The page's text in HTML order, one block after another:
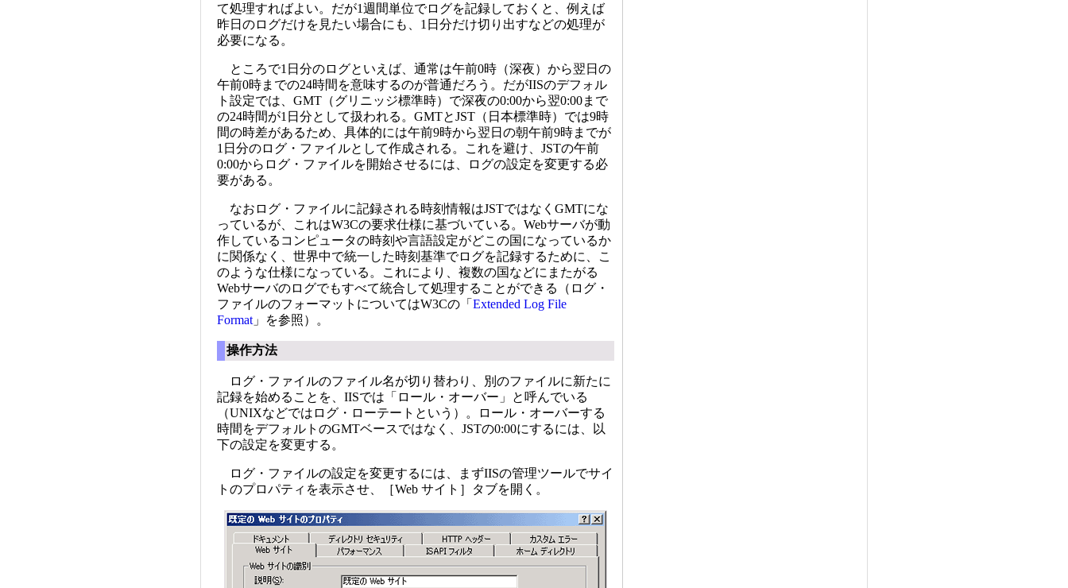
て処理すればよい。だが1週間単位でログを記録しておくと、例えば
昨日のログだけを見たい場合にも、1日分だけ切り出すなどの処理が
必要になる。
ところで1日分のログといえば、通常は午前0時（深夜）から翌日の
午前0時までの24時間を意味するのが普通だろう。だがIISのデフォル
ト設定では、GMT（グリニッジ標準時）で深夜の0:00から翌0:00まで
の24時間が1日分として扱われる。GMTとJST（日本標準時）では9時
間の時差があるため、具体的には午前9時から翌日の朝午前9時までが
1日分のログ・ファイルとして作成される。これを避け、JSTの午前
0:00からログ・ファイルを開始させるには、ログの設定を変更する必
要がある。
なおログ・ファイルに記録される時刻情報はJSTではなくGMTにな
っているが、これはW3Cの要求仕様に基づいている。Webサーバが動
作しているコンピュータの時刻や言語設定がどこの国になっているか
に関係なく、世界中で統一した時刻基準でログを記録するために、こ
のような仕様になっている。これにより、複数の国などにまたがる
Webサーバのログでもすべて統合して処理することができる（ログ・
ファイルのフォーマットについてはW3Cの「 Extended Log File
Format 」を参照）。
操作方法
ログ・ファイルのファイル名が切り替わり、別のファイルに新たに
記録を始めることを、IISでは「ロール・オーバー」と呼んでいる
（UNIXなどではログ・ローテートという）。ロール・オーバーする
時間をデフォルトのGMTベースではなく、JSTの0:00にするには、以
下の設定を変更する。
ログ・ファイルの設定を変更するには、まずIISの管理ツールでサイ
トのプロパティを表示させ、［Web サイト］タブを開く。